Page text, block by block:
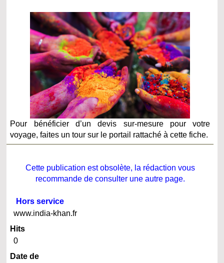
Pour bénéficier d’un devis sur-mesure pour votre
voyage, faites un tour sur le portail rattaché à cette fiche.
Cette publication est obsolète, la rédaction vous
recommande de consulter une autre page.
Hors service
www.india-khan.fr
Hits
0
Date de